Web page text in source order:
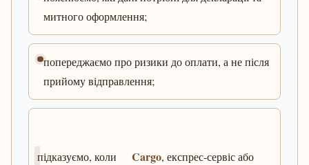
митного оформлення;
попереджаємо про ризики до оплати, а не після
прийому відправлення;
підказуємо, коли
Cargo, експрес-сервіс або